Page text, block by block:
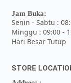
Jam Buka:
Senin - Sabtu :
Minggu : 09:00 -
Hari Besar Tutup
STORE